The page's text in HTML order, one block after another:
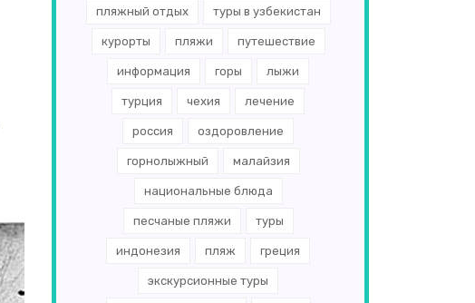
пляжный отдых туры в узбекистан
курорты пляжи путешествие
информация горы лыжи
турция чехия лечение
россия оздоровление
горнолыжный малайзия
национальные блюда
песчаные пляжи туры
индонезия пляж греция
экскурсионные туры